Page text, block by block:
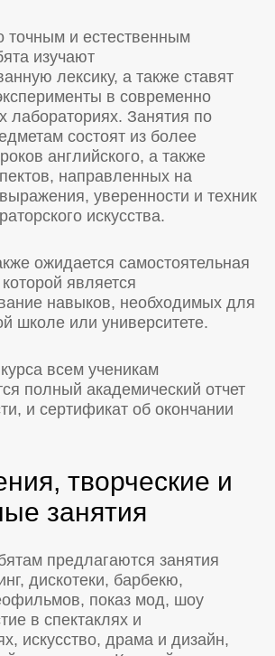
точным и естественным
изучают
лексику, а также ставят
в современно
лабораториях. Занятия по
состоят из более
английского, а также
направленных на
уверенности и техник
искусства.
ожидается самостоятельная
является
навыков, необходимых для
школе или университете.
всем ученикам
полный академический отчет
и сертификат об окончании
творческие и
занятия
предлагаются занятия
дискотеки, барбекю,
показ мод, шоу
в спектаклях и
искусство, драма и дизайн,